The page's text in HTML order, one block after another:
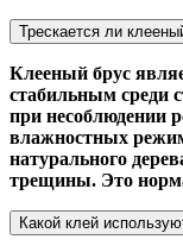
Трескается ли
Клееный брус
стабильным среди
при несоблюдении
влажностных
натурального
трещины. Это
Какой клей